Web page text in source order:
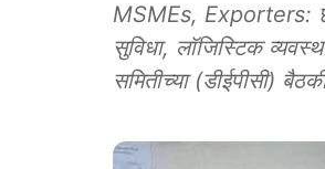
MSMEs, Exporters:
सुविधा, लॉजिस्टिक
समितीच्या (डीईपीसी)